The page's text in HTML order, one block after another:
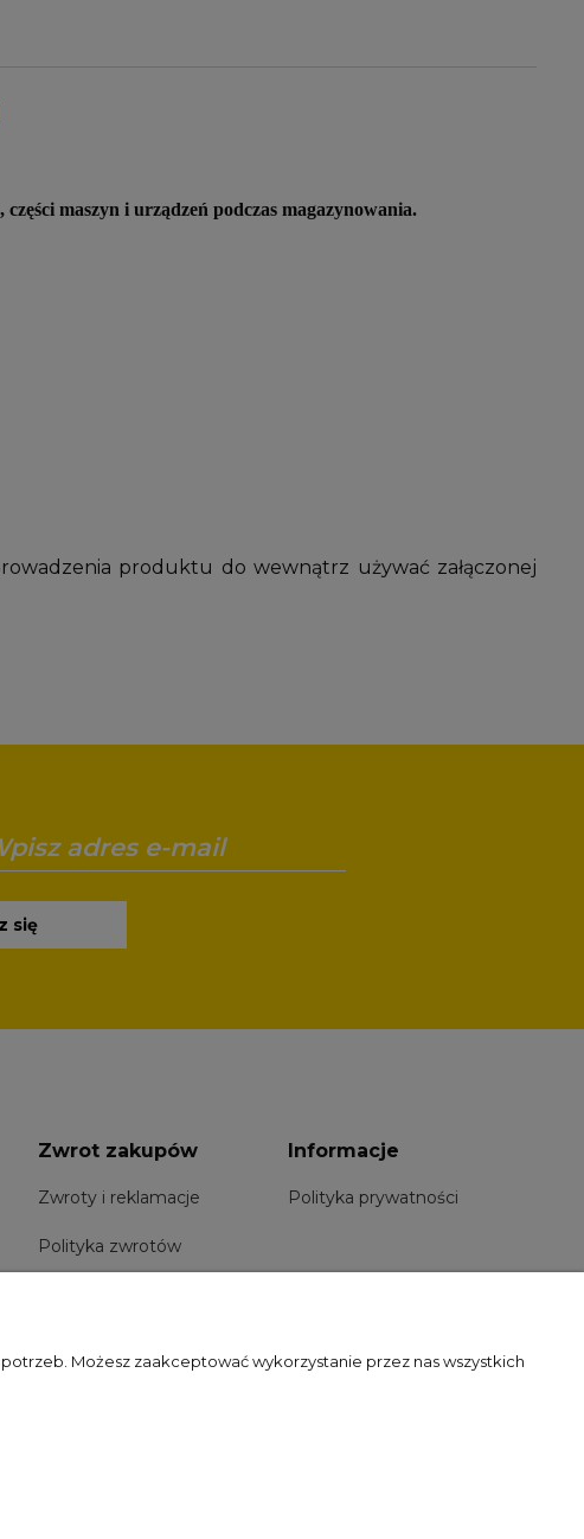
maszyn i urządzeń podczas magazynowania.
produktu do wewnątrz używać załączonej
się
Zwrot zakupów
Zwroty i reklamacje
Polityka zwrotów
Informacje
Polityka prywatności
Możesz zaakceptować wykorzystanie przez nas wszystkich